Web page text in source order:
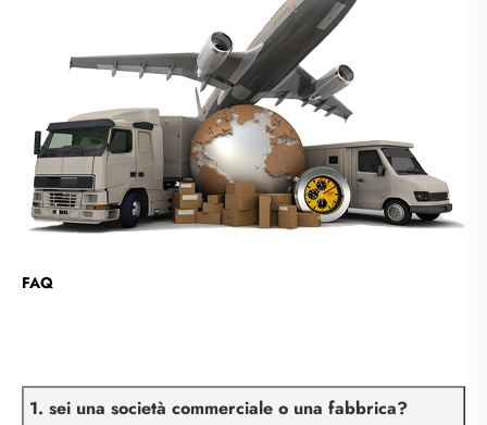
FAQ
1. sei una società commerciale o una fabbrica?